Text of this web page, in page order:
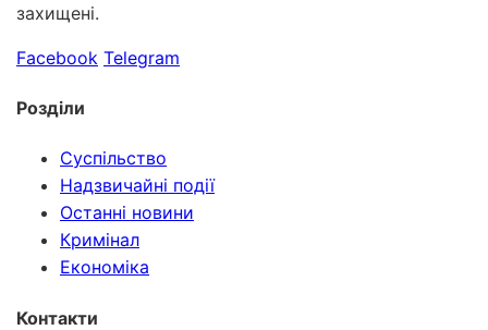
захищені.
Facebook Telegram
Розділи
Суспільство
Надзвичайні події
Останні новини
Кримінал
Економіка
Контакти